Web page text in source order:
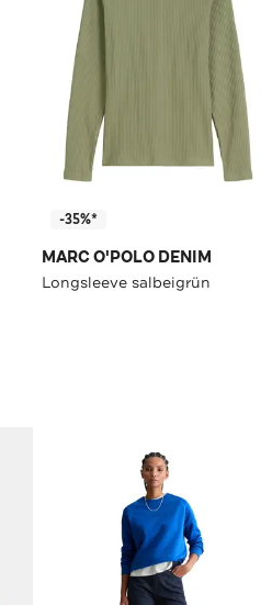
-35%*
MARC O'POLO DENIM
Longsleeve salbeigrün